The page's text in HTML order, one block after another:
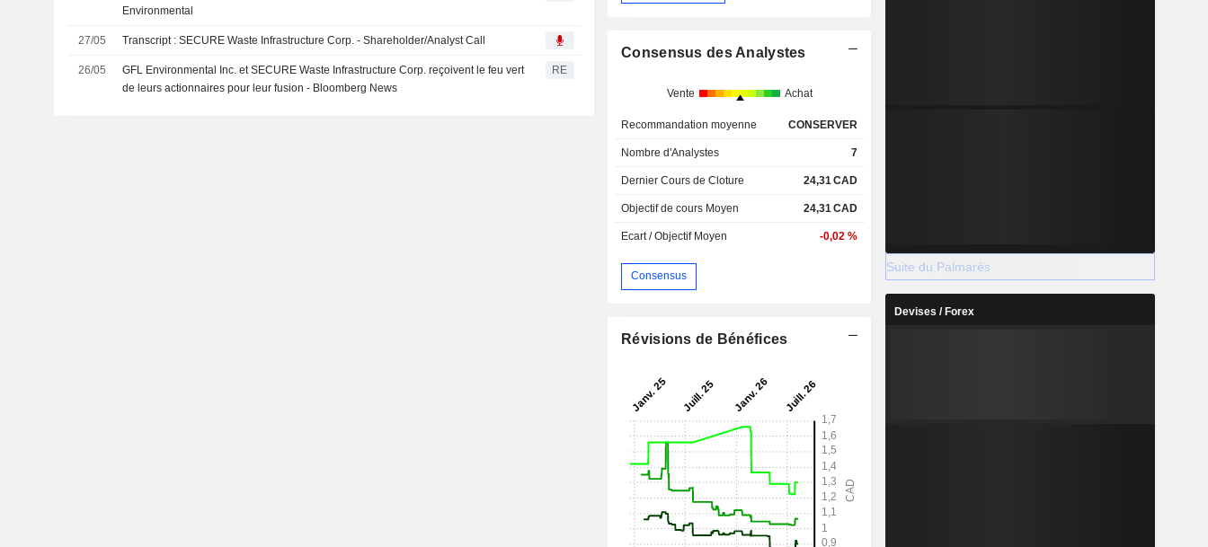
Environmental
27/05 Transcript : SECURE Waste Infrastructure Corp. - Shareholder/Analyst Call
26/05
GFL Environmental Inc. et SECURE Waste Infrastructure Corp. reçoivent le feu vert
de leurs actionnaires pour leur fusion - Bloomberg News
RE
Consensus des Analystes
Vente Achat
Recommandation moyenne CONSERVER
Nombre d'Analystes 7
Dernier Cours de Cloture 24,31 CAD
Objectif de cours Moyen 24,31 CAD
Ecart / Objectif Moyen -0,02 %
Consensus
Révisions de Bénéfices
Suite du Palmarès
Devises / Forex